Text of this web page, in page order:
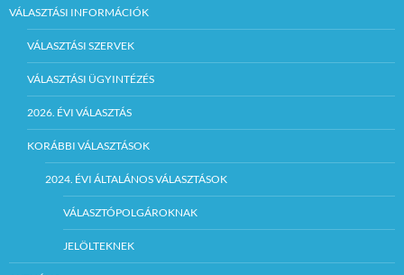
VÁLASZTÁSI INFORMÁCIÓK
VÁLASZTÁSI SZERVEK
VÁLASZTÁSI ÜGYINTÉZÉS
2026. ÉVI VÁLASZTÁS
KORÁBBI VÁLASZTÁSOK
2024. ÉVI ÁLTALÁNOS VÁLASZTÁSOK
VÁLASZTÓPOLGÁROKNAK
JELÖLTEKNEK